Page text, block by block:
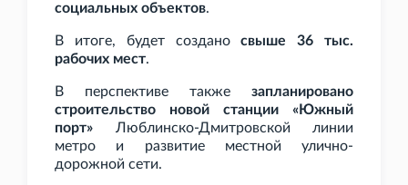
социальных объектов.
В итоге, будет созданосвыше 36
тыс.
рабочих мест.
В перспективе также запланировано
строительство новой станции «Южный
порт» Люблинско-Дмитровской линии
метро и развитие местной улично-
дорожной сети.